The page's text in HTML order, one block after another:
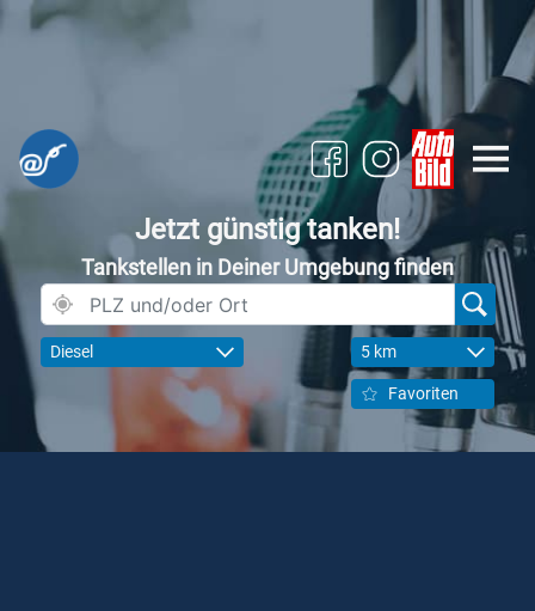
Jetzt günstig tanken!
Tankstellen in Deiner Umgebung finden
Diesel 5 km
Favoriten